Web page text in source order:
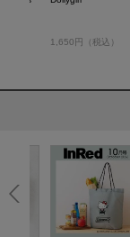
1,650円（税込）